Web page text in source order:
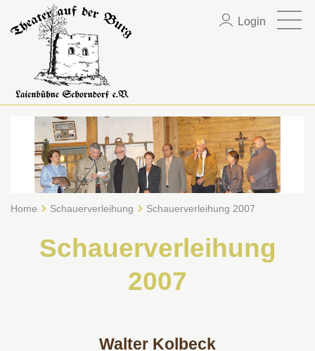
Login
Home Schauerverleihung Schauerverleihung 2007
Schauerverleihung
2007
Walter Kolbeck